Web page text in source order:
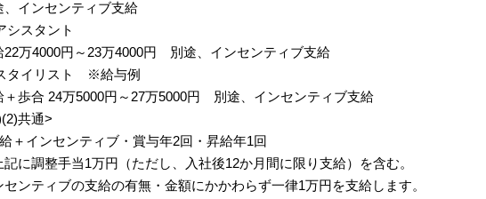
、インセンティブ支給
シスタント
22万4000円～23万4000円 別途、インセンティブ支給
タイリスト ※給与例
＋歩合 24万5000円～27万5000円 別途、インセンティブ支給
共通>
＋インセンティブ・賞与年2回・昇給年1回
に調整手当1万円（ただし、入社後12か月間に限り支給）を含む。
センティブの支給の有無・金額にかかわらず一律1万円を支給します。